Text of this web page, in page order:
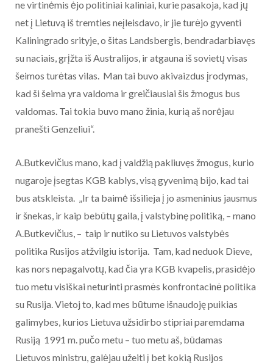
ne virtinėmis ėjo politiniai kaliniai, kurie pasakoja, kad jų
net į Lietuvą iš tremties neįleisdavo, ir jie turėjo gyventi
Kaliningrado srityje, o šitas Landsbergis, bendradarbiavęs
su naciais, grįžta iš Australijos, ir atgauna iš sovietų visas
šeimos turėtas vilas. Man tai buvo akivaizdus įrodymas,
kad ši šeima yra valdoma ir greičiausiai šis žmogus bus
valdomas. Tai tokia buvo mano žinia, kurią aš norėjau
pranešti Genzeliui“.
A.Butkevičius mano, kad į valdžią pakliuvęs žmogus, kurio
nugaroje įsegtas KGB kablys, visą gyvenimą bijo, kad tai
bus atskleista. „Ir ta baimė išsilieja į jo asmeninius jausmus
ir šnekas, ir kaip bebūtų gaila, į valstybinę politiką, – mano
A.Butkevičius, – taip ir nutiko su Lietuvos valstybės
politika Rusijos atžvilgiu istorija. Tam, kad neduok Dieve,
kas nors nepagalvotų, kad čia yra KGB kvapelis, prasidėjo
tuo metu visiškai neturinti prasmės konfrontacinė politika
su Rusija. Vietoj to, kad mes būtume išnaudoję puikias
galimybes, kurios Lietuva užsidirbo stipriai paremdama
Rusiją 1991 m. pučo metu – tuo metu aš, būdamas
Lietuvos ministru, galėjau užeiti į bet kokią Rusijos